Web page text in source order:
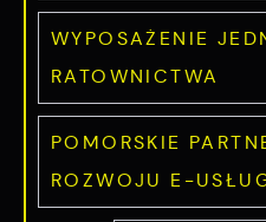
WYPOSAŻENIE
RATOWNICTWA
POMORSKIE
ROZWOJU E-